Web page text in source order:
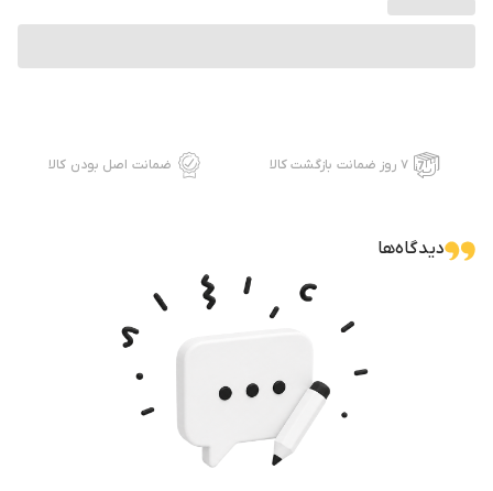
۷ روز ضمانت بازگشت کالا ضمانت اصل بودن کالا
دیدگاه‌ها